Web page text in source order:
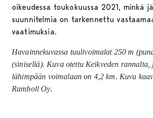
oikeudessa toukokuussa 2021, minkä
suunnitelmia on tarkennettu
vaatimuksia.
Havainnekuvassa tuulivoimalat 250 m
(sinisellä). Kuva otettu Keikveden rannalta,
lähimpään voimalaan on 4,2 km. Kuva
Ramboll Oy.